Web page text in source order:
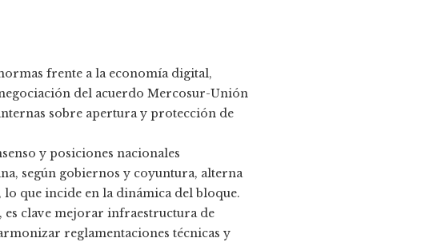
frente a la economía digital,
del acuerdo Mercosur-Unión
sobre apertura y protección de
y posiciones nacionales
según gobiernos y coyuntura, alterna
que incide en la dinámica del bloque.
clave mejorar infraestructura de
reglamentaciones técnicas y